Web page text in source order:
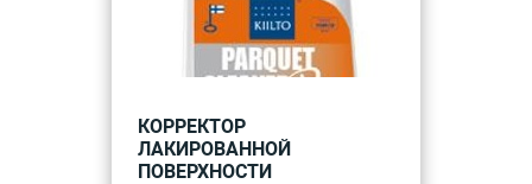
КОРРЕКТОР
ЛАКИРОВАННОЙ
ПОВЕРХНОСТИ